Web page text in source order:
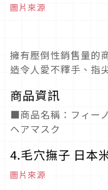
圖片來源
擁有壓倒性銷售量的
造令人愛不釋手、指
商品資訊
■商品名稱：フィー
ヘアマスク
4.毛穴撫子 日本
圖片來源